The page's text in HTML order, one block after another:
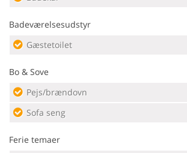
Badeværelsesudstyr
Gæstetoilet
Bo & Sove
Pejs/brændovn
Sofa seng
Ferie temaer